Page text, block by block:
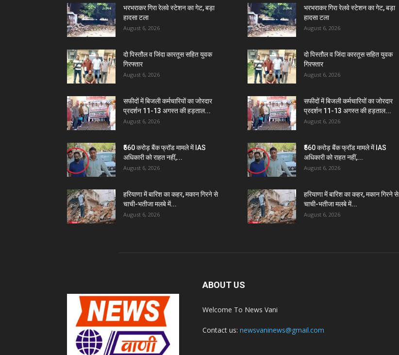
भरभराकर गिरा रेलवे स्टेशन का गेट, बड़ा
हादसा टला
August 6, 2026
दो पिस्तौल व जिंदा कारतूस सहित युवक
गिरफ्तार
August 6, 2026
सफीदों में बिजली कर्मचारियों का जोरदार
प्रदर्शन 11-13 अगस्त की हड़ताल...
August 6, 2026
₹560 करोड़ बैंक फ्रॉड मामले में IAS
अधिकारी को राहत नहीं,...
August 6, 2026
हरियाणा में बारिश का कहर, मकान गिरने से
चाची-भतीजा मलबे में...
August 6, 2026
भरभराकर गिरा रेलवे स्टेशन का गेट, बड़ा
हादसा टला
August 6, 2026
दो पिस्तौल व जिंदा कारतूस सहित युवक
गिरफ्तार
August 6, 2026
सफीदों में बिजली कर्मचारियों का जोरदार
प्रदर्शन 11-13 अगस्त की हड़ताल...
August 6, 2026
₹560 करोड़ बैंक फ्रॉड मामले में IAS
अधिकारी को राहत नहीं,...
August 6, 2026
हरियाणा में बारिश का कहर, मकान गिरने से
चाची-भतीजा मलबे में...
August 6, 2026
ABOUT US
Welcome To News Vani
Contact us: newsvaninews@gmail.com